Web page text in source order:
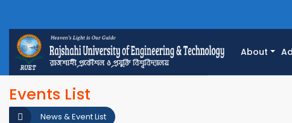
About
Events List
News & Event List